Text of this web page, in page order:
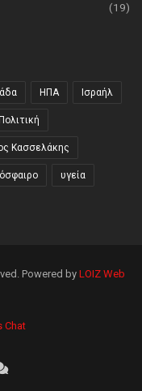
(19)
ΗΠΑ Ισραήλ
Πολιτική
Κασσελάκης
υγεία
Powered by LOIZ Web
Chat
Hours